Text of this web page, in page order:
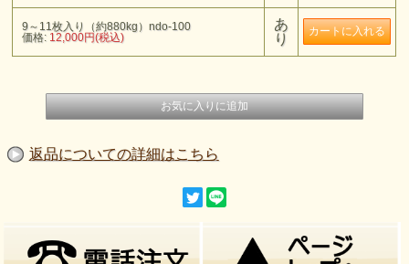
9～11枚入り（約880kg）ndo-100
価格: 12,000円(税込)
あ
り
返品についての詳細はこちら